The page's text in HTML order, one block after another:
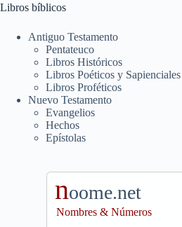
Libros bíblicos
Antiguo Testamento
Pentateuco
Libros Históricos
Libros Poéticos y Sapienciales
Libros Proféticos
Nuevo Testamento
Evangelios
Hechos
Epístolas
noome.net
Nombres & Números